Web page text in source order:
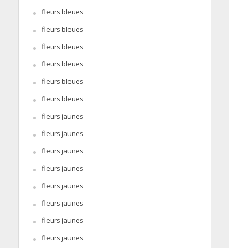
fleurs bleues
fleurs bleues
fleurs bleues
fleurs bleues
fleurs bleues
fleurs bleues
fleurs jaunes
fleurs jaunes
fleurs jaunes
fleurs jaunes
fleurs jaunes
fleurs jaunes
fleurs jaunes
fleurs jaunes